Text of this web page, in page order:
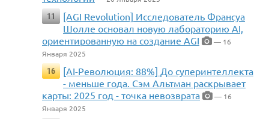
11
[AGI Revolution] Исследователь Франсуа
Шолле основал новую лабораторию AI,
ориентированную на создание AGI
— 16
Января 2025
16
[AI-Революция: 88%] До суперинтеллекта
- меньше года. Сэм Альтман раскрывает
карты: 2025 год - точка невозврата
— 16
Января 2025